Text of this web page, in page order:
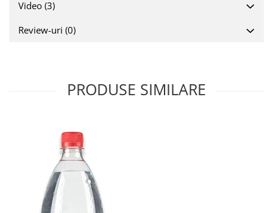
Video (3)
Review-uri (0)
PRODUSE SIMILARE